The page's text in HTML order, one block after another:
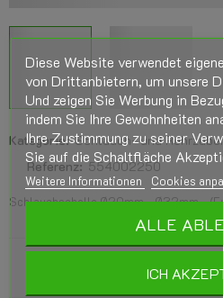
Kategorie: Schlauch- und
Referenz: 554002250
Schlauchschelle Ø20mm - Ø32mm -
Diese Website verwendet
von Drittanbietern, um unsere
Und zeigen Sie Werbung in
indem Sie Ihre Gewohnheiten
Ihre Zustimmung zu seiner
Sie auf die Schaltfläche
Weitere Informationen Cookies
ALLE
ICH